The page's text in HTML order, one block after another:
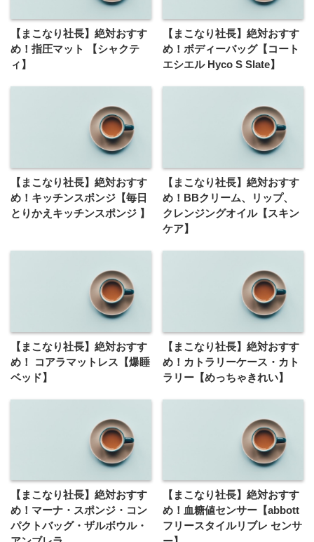
【まこなり社長】絶対おすす
め！指圧マット 【シャクテ
ィ】
【まこなり社長】絶対おすす
め！ボディーバッグ【コート
エシエル Hyco S Slate】
【まこなり社長】絶対おすす
め！キッチンスポンジ【毎日
とりかえキッチンスポンジ 】
【まこなり社長】絶対おすす
め！BBクリーム、リップ、
クレンジングオイル【スキン
ケア】
【まこなり社長】絶対おすす
め！ コアラマットレス【爆睡
ベッド】
【まこなり社長】絶対おすす
め！カトラリーケース・カト
ラリー【めっちゃきれい】
【まこなり社長】絶対おすす
め！マーナ・スポンジ・コン
パクトバッグ・ザルボウル・
【まこなり社長】絶対おすす
め！血糖値センサー【abbott
フリースタイルリブレ センサ